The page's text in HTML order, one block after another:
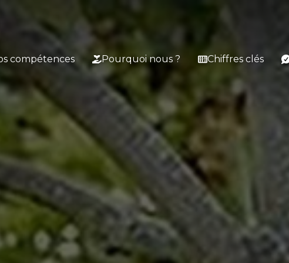
compétences Pourquoi nous ? Chiffres clés